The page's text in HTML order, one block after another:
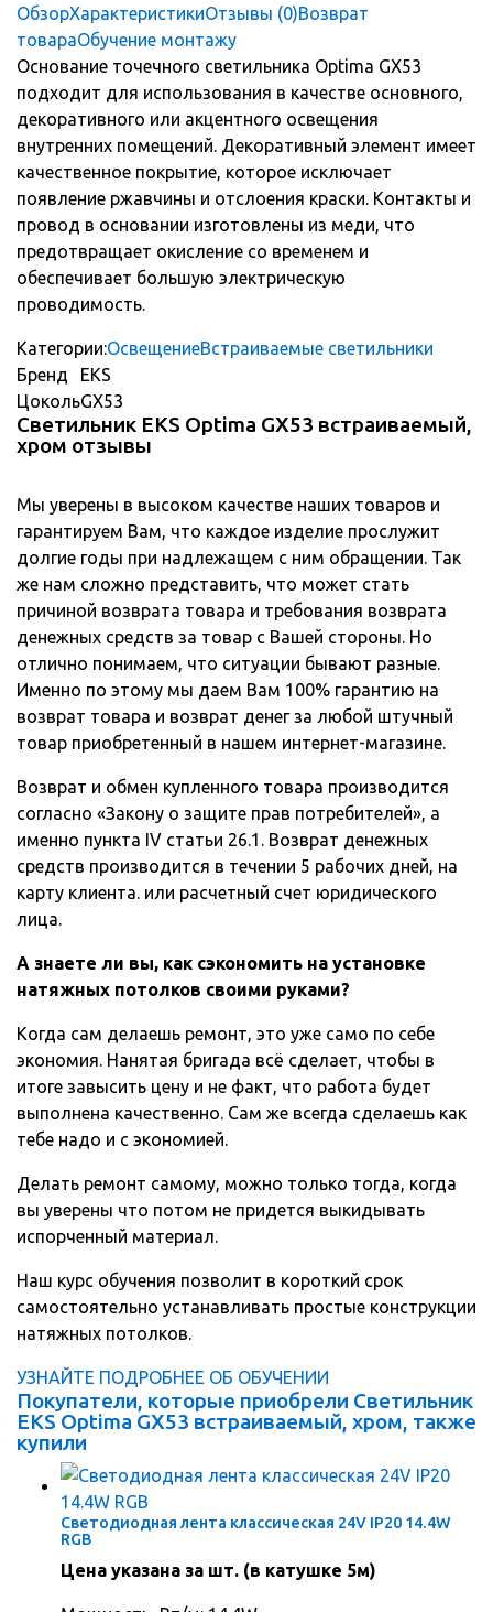
ОбзорХарактеристикиОтзывы (0)Возврат
товараОбучение монтажу
Основание точечного светильника Optima GX53
подходит для использования в качестве основного,
декоративного или акцентного освещения
внутренних помещений. Декоративный элемент имеет
качественное покрытие, которое исключает
появление ржавчины и отслоения краски. Контакты и
провод в основании изготовлены из меди, что
предотвращает окисление со временем и
обеспечивает большую электрическую
проводимость.
Категории:ОсвещениеВстраиваемые светильники
Бренд
EKS
ЦокольGX53
Светильник EKS Optima GX53 встраиваемый,
хром отзывы
Мы уверены в высоком качестве наших товаров и
гарантируем Вам, что каждое изделие прослужит
долгие годы при надлежащем с ним обращении. Так
же нам сложно представить, что может стать
причиной возврата товара и требования возврата
денежных средств за товар с Вашей стороны. Но
отлично понимаем, что ситуации бывают разные.
Именно по этому мы даем Вам 100% гарантию на
возврат товара и возврат денег за любой штучный
товар приобретенный в нашем интернет-магазине.
Возврат и обмен купленного товара производится
согласно «Закону о защите прав потребителей», а
именно пункта IV статьи 26.1. Возврат денежных
средств производится в течении 5 рабочих дней, на
карту клиента. или расчетный счет юридического
лица.
А знаете ли вы, как сэкономить на установке
натяжных потолков своими руками?
Когда сам делаешь ремонт, это уже само по себе
экономия. Нанятая бригада всё сделает, чтобы в
итоге завысить цену и не факт, что работа будет
выполнена качественно. Сам же всегда сделаешь как
тебе надо и с экономией.
Делать ремонт самому, можно только тогда, когда
вы уверены что потом не придется выкидывать
испорченный материал.
Наш курс обучения позволит в короткий срок
самостоятельно устанавливать простые конструкции
натяжных потолков.
УЗНАЙТЕ ПОДРОБНЕЕ ОБ ОБУЧЕНИИ
Покупатели, которые приобрели Светильник
EKS Optima GX53 встраиваемый, хром, также
купили
Светодиодная лента классическая 24V IP20 14.4W
RGB
Цена указана за шт. (в катушке 5м)